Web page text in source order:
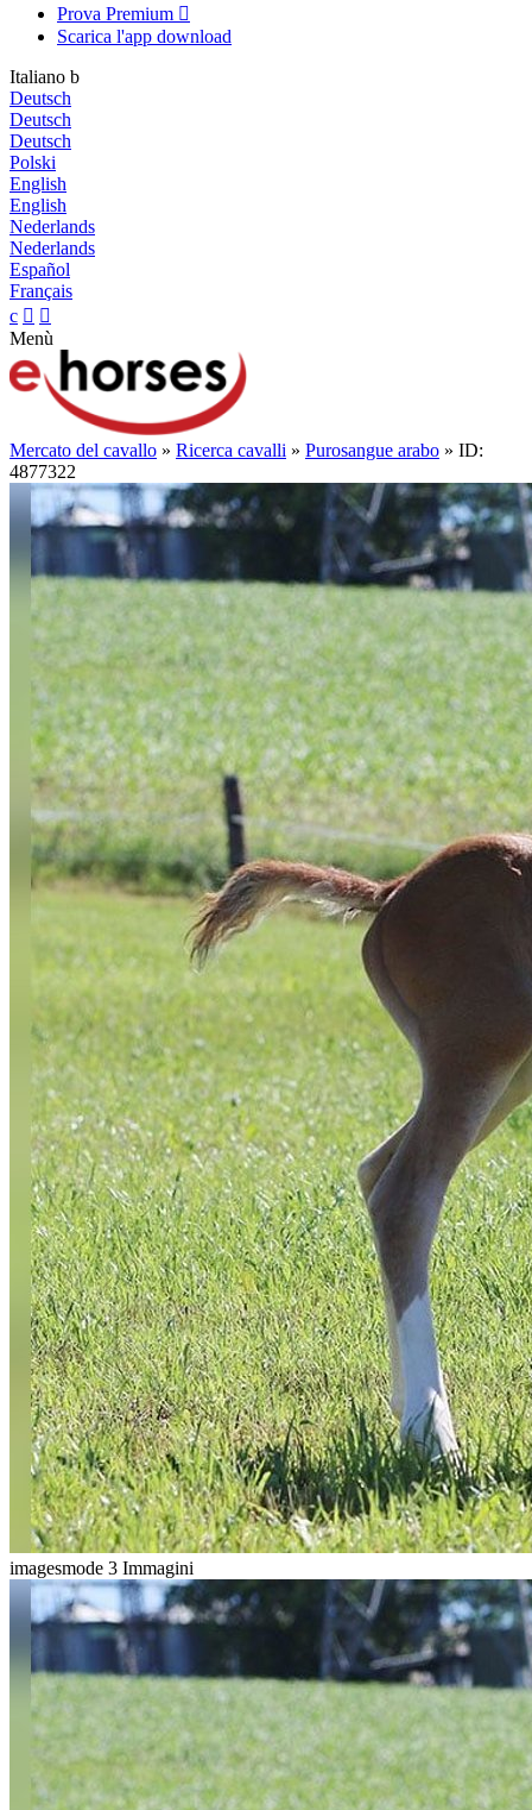
Prova Premium 
Scarica l'app download
Italiano b
Deutsch
Deutsch
Deutsch
Polski
English
English
Nederlands
Nederlands
Español
Français
c  
Menù
Mercato del cavallo » Ricerca cavalli » Purosangue arabo » ID:
4877322
imagesmode 3 Immagini